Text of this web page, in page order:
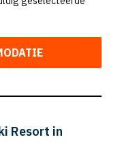
Resort in